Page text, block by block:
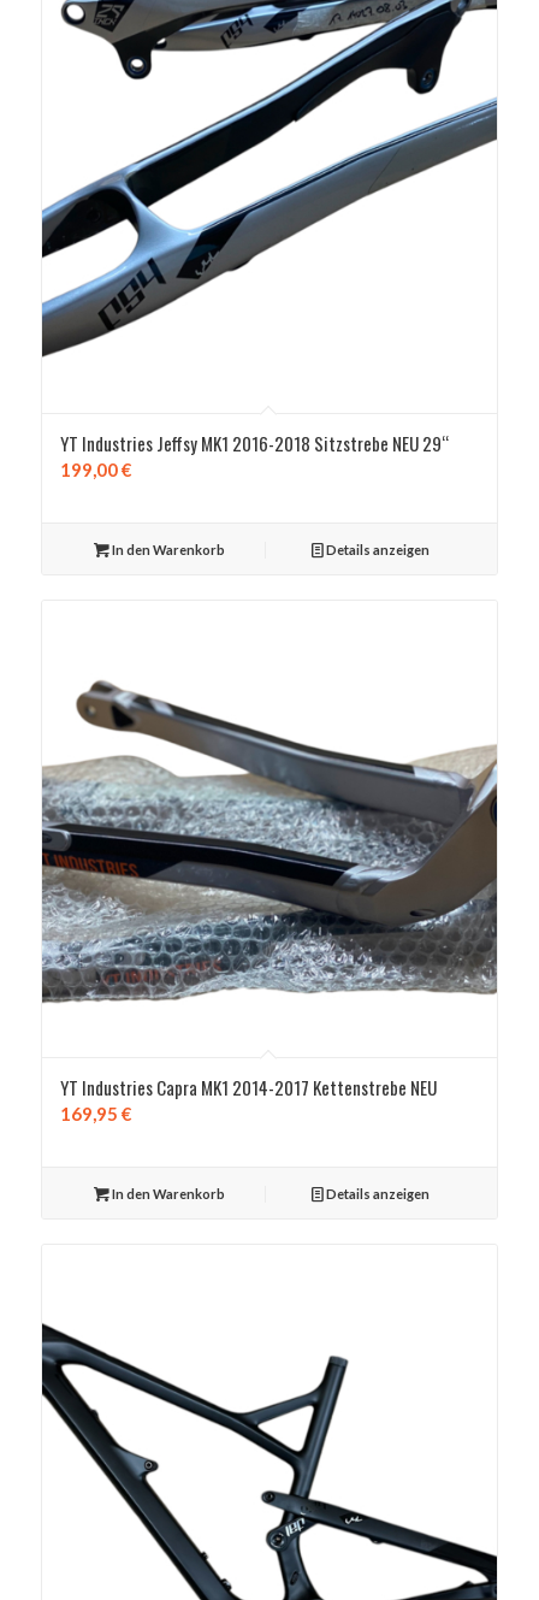
YT Industries Jeffsy MK1 2016-2018 Sitzstrebe NEU 29“
199,00€
In den Warenkorb Details anzeigen
YT Industries Capra MK1 2014-2017 Kettenstrebe NEU
169,95 €
In den Warenkorb Details anzeigen